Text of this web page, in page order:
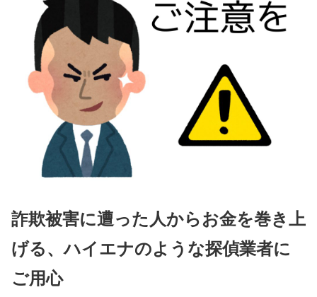
詐欺被害に遭った人からお金を巻き上
げる、ハイエナのような探偵業者に
ご用心